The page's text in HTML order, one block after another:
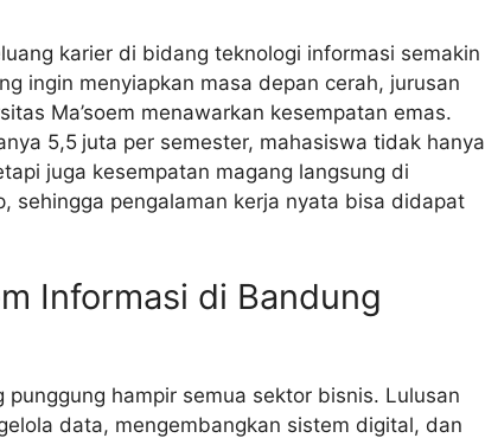
karier di bidang teknologi informasi semakin
ingin menyiapkan masa depan cerah, jurusan
Ma’soem menawarkan kesempatan emas.
5,5 juta per semester, mahasiswa tidak hanya
juga kesempatan magang langsung di
sehingga pengalaman kerja nyata bisa didapat
Informasi di Bandung
hampir semua sektor bisnis. Lulusan
data, mengembangkan sistem digital, dan